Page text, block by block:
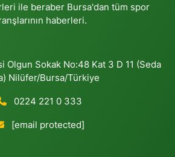
ile beraber Bursa'dan tüm spor
haberleri.
Olgun Sokak No:48 Kat 3 D 11 (Seda
Nilüfer/Bursa/Türkiye
0224 221 0 333
[email protected]